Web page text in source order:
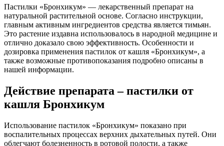
Пастилки «Бронхикум» — лекарственный препарат на
натуральной растительной основе. Согласно инструкции,
главным активным ингредиентов средства является тимьян.
Это растение издавна использовалось в народной медицине и
отлично доказало свою эффективность. Особенности и
дозировка применения пастилок от кашля «Бронхикум», а
также возможные противопоказания подробно описаны в
нашей информации.
Действие препарата – пастилки от
кашля Бронхикум
Использование пастилок «Бронхикум» показано при
воспалительных процессах верхних дыхательных путей. Они
облегчают болезненность в ротовой полости, а также